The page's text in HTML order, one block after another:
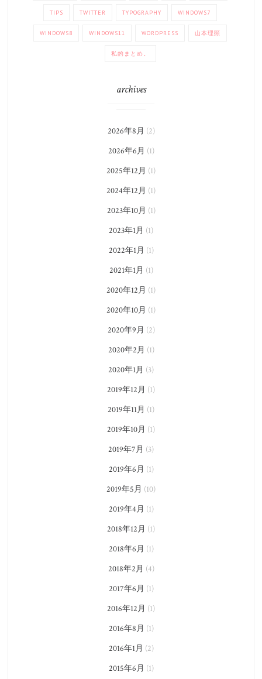
TIPS TWITTER TYPOGRAPHY WINDOWS7
WINDOWS8 WINDOWS11 WORDPRESS 山本理顕
私的まとめ。
archives
2026年8月 (2)
2026年6月 (1)
2025年12月 (1)
2024年12月 (1)
2023年10月 (1)
2023年1月 (1)
2022年1月 (1)
2021年1月 (1)
2020年12月 (1)
2020年10月 (1)
2020年9月 (2)
2020年2月 (1)
2020年1月 (3)
2019年12月 (1)
2019年11月 (1)
2019年10月 (1)
2019年7月 (3)
2019年6月 (1)
2019年5月 (10)
2019年4月 (1)
2018年12月 (1)
2018年6月 (1)
2018年2月 (4)
2017年6月 (1)
2016年12月 (1)
2016年8月 (1)
2016年1月 (2)
2015年6月 (1)